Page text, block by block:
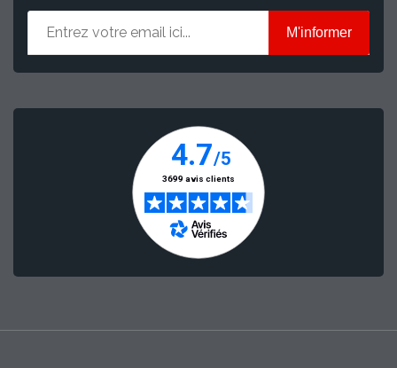
M'informer